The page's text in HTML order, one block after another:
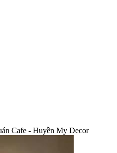
Cafe - Huyền My Decor